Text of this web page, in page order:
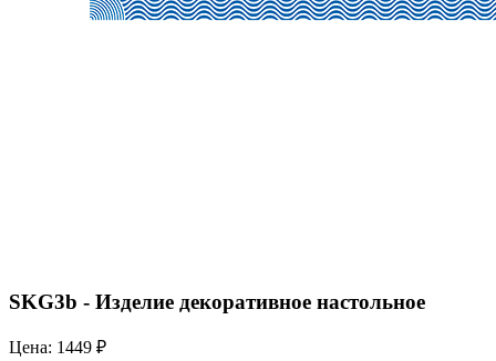
SKG3b - Изделие декоративное настольное
Цена: 1449 ₽